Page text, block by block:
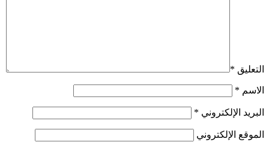
التعليق *
الاسم *
البريد الإلكتروني *
الموقع الإلكتروني